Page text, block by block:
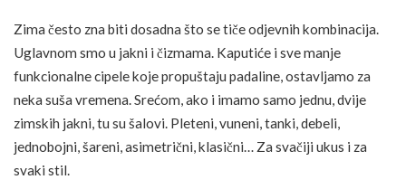
Zima često zna biti dosadna što se tiče odjevnih kombinacija.
Uglavnom smo u jakni i čizmama. Kaputiće i sve manje
funkcionalne cipele koje propuštaju padaline, ostavljamo za
neka suša vremena. Srećom, ako i imamo samo jednu, dvije
zimskih jakni, tu su šalovi. Pleteni, vuneni, tanki, debeli,
jednobojni, šareni, asimetrični, klasični… Za svačiji ukus i za
svaki stil.